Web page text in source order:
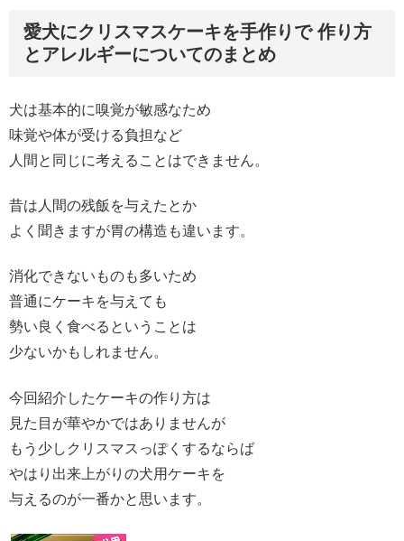
愛犬にクリスマスケーキを手作りで 作り方
とアレルギーについてのまとめ
犬は基本的に嗅覚が敏感なため
味覚や体が受ける負担など
人間と同じに考えることはできません。
昔は人間の残飯を与えたとか
よく聞きますが胃の構造も違います。
消化できないものも多いため
普通にケーキを与えても
勢い良く食べるということは
少ないかもしれません。
今回紹介したケーキの作り方は
見た目が華やかではありませんが
もう少しクリスマスっぽくするならば
やはり出来上がりの犬用ケーキを
与えるのが一番かと思います。